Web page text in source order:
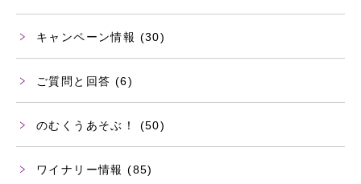
キャンペーン情報 (30)
ご質問と回答 (6)
のむくうあそぶ！ (50)
ワイナリー情報 (85)